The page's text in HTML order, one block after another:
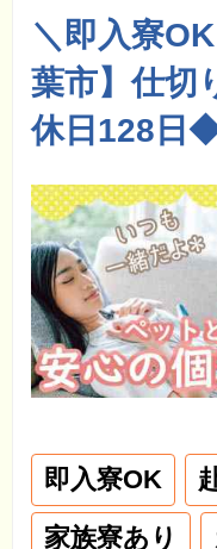
＼即入寮
葉市】仕切
休日128日
即入寮OK
家族寮あり